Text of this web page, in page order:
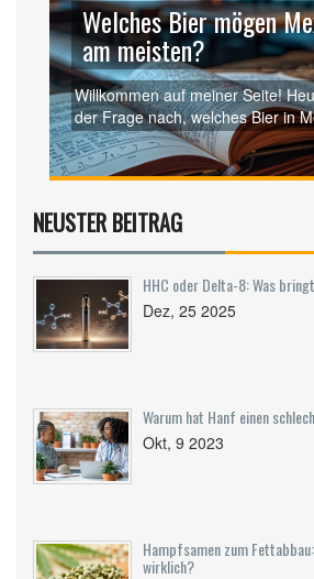
Welches Bier mögen
am meisten?
Willkommen auf meiner Seite!
der Frage nach, welches Bier in
meisten bevorzugt wird. In
wir einen Blick auf die
mexikanischen Biermarken und
Begleiten Sie mich auf dieser
Reise durch die Welt des
Machen Sie es sich gemütlich und
den Artikel, ich bin sicher, es
NEUSTER BEITRAG
HHC oder Delta-8: Was
Dez, 25 2025
Warum hat Hanf einen
Okt, 9 2023
Hampfsamen zum
wirklich?